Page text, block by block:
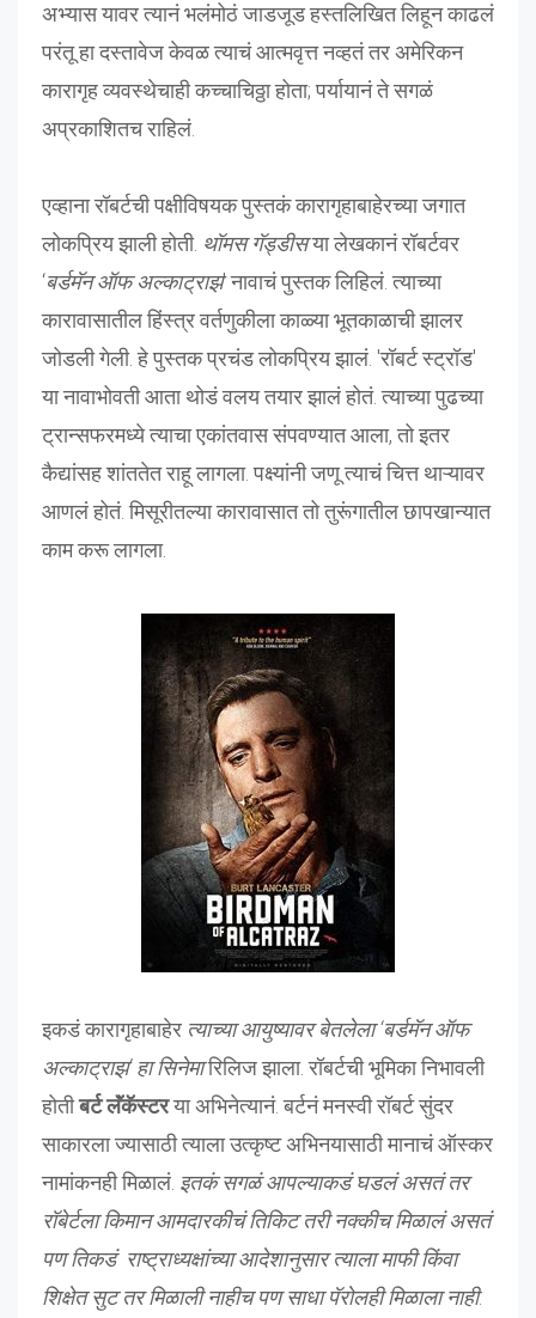
अभ्यास यावर त्यानं भलंमोठं जाडजूड हस्तलिखित लिहून काढलं
परंतू हा दस्तावेज केवळ त्याचं आत्मवृत्त नव्हतं तर अमेरिकन
कारागृह व्यवस्थेचाही कच्चाचिठ्ठा होता; पर्यायानं ते सगळं
अप्रकाशितच राहिलं.
एव्हाना रॉबर्टची पक्षीविषयक पुस्तकं कारागृहाबाहेरच्या जगात
लोकप्रिय झाली होती. थॉमस गॅड्डीसया लेखकानं रॉबर्टवर
‘बर्डमॅन ऑफ अल्काट्राझ' नावाचं पुस्तक लिहिलं. त्याच्या
कारावासातील हिंस्त्र वर्तणुकीला काळ्या भूतकाळाची झालर
जोडली गेली. हे पुस्तक प्रचंड लोकप्रिय झालं. 'रॉबर्ट स्ट्रॉड'
या नावाभोवती आता थोडं वलय तयार झालं होतं. त्याच्या पुढच्या
ट्रान्सफरमध्ये त्याचा एकांतवास संपवण्यात आला, तो इतर
कैद्यांसह शांततेत राहू लागला. पक्ष्यांनी जणू त्याचं चित्त थाऱ्यावर
आणलं होतं. मिसूरीतल्या कारावासात तो तुरूंगातील छापखान्यात
काम करू लागला.
इकडं कारागृहाबाहेर त्याच्या आयुष्यावर बेतलेला ‘बर्डमॅन ऑफ
अल्काट्राझ’ हा सिनेमारिलिज झाला. रॉबर्टची भूमिका निभावली
होतीबर्ट लॅंकॅस्टरया अभिनेत्यानं. बर्टनं मनस्वी रॉबर्ट सुंदर
साकारला ज्यासाठी त्याला उत्कृष्ट अभिनयासाठी मानाचं ऑस्कर
नामांकनही मिळालं. इतकं सगळं आपल्याकडं घडलं असतं तर
रॉबेर्टला किमान आमदारकीचं तिकिट तरी नक्कीच मिळालं असतं
पण तिकडं राष्ट्राध्यक्षांच्या आदेशानुसार त्याला माफी किंवा
शिक्षेत सुट तर मिळाली नाहीच पण साधा पॅरोलही मिळाला नाही.